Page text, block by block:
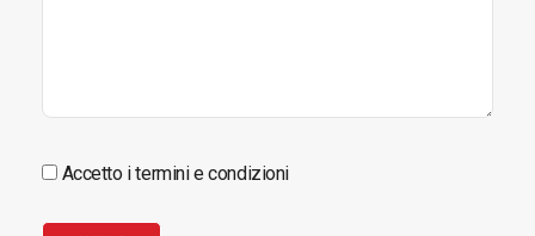
Accetto i termini e condizioni